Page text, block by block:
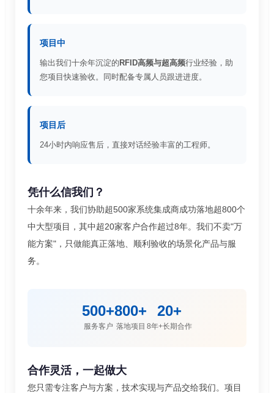
项目中
输出我们十余年沉淀的RFID高频与超高频行业经验，助
您项目快速验收。同时配备专属人员跟进进度。
项目后
24小时内响应售后，直接对话经验丰富的工程师。
凭什么信我们？
十余年来，我们协助超500家系统集成商成功落地超800个
中大型项目，其中超20家客户合作超过8年。我们不卖"万
能方案"，只做能真正落地、顺利验收的场景化产品与服
务。
500+
服务客户
800+
落地项目
20+
8年+长期合作
合作灵活，一起做大
您只需专注客户与方案，技术实现与产品交给我们。项目